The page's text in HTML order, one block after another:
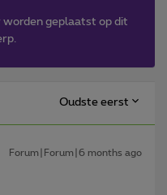
worden geplaatst op dit
Oudste eerst
Forum|Forum|6 months ago